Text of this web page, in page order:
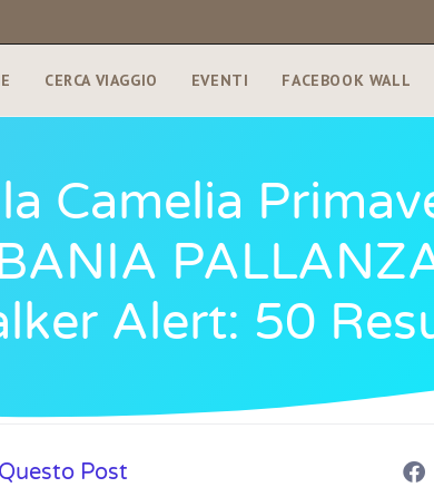
CERCA VIAGGIO EVENTI FACEBOOK WALL
Camelia
Alert: 50
Post